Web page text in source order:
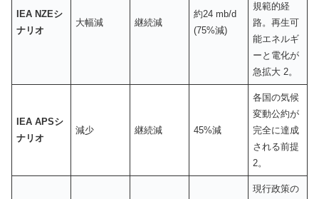
IEA NZEシ
ナリオ
大幅減 継続減
約24 mb/d
(75%減)
規範的経
路。再生可
能エネルギ
ーと電化が
急拡大 2。
IEA APSシ
ナリオ
減少 継続減 45%減
各国の気候
変動公約が
完全に達成
される前提
2。
現行政策の